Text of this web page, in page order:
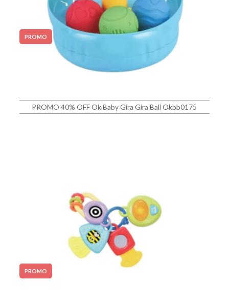
PROMO
PROMO 40% OFF Ok Baby Gira Gira Ball Okbb0175
PROMO